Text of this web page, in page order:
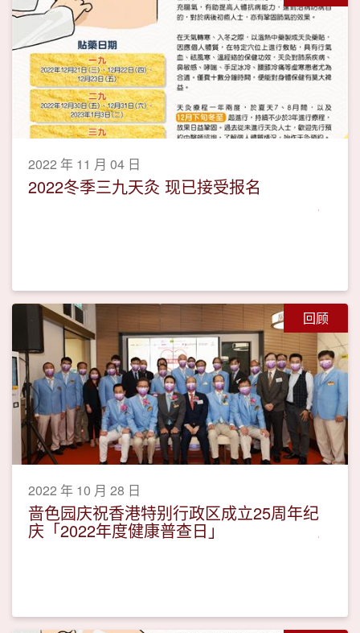
2022 年 11 月 04 日
2022冬季三九天灸 现已接受报名
回顾
2022 年 10 月 28 日
啬色园庆祝香港特别行政区成立25周年纪
庆「2022年度健康普查日」